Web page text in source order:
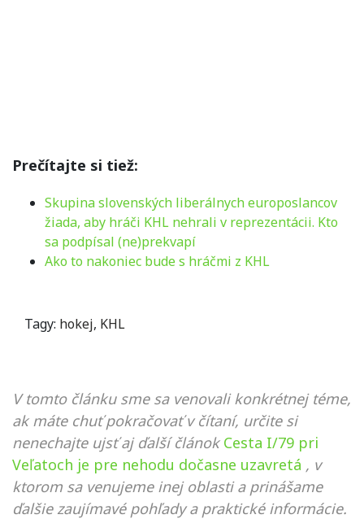
Prečítajte si tiež:
Skupina slovenských liberálnych europoslancov
žiada, aby hráči KHL nehrali v reprezentácii. Kto
sa podpísal (ne)prekvapí
Ako to nakoniec bude s hráčmi z KHL
Tagy: hokej, KHL
V tomto článku sme sa venovali konkrétnej téme,
ak máte chuť pokračovať v čítaní, určite si
nenechajte ujsť aj ďalší článok Cesta I/79 pri
Veľatoch je pre nehodu dočasne uzavretá , v
ktorom sa venujeme inej oblasti a prinášame
ďalšie zaujímavé pohľady a praktické informácie.